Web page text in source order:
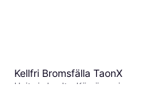
Kellfri Bromsfälla TaonX
Hoito ja huolto, Kärpässuojaus